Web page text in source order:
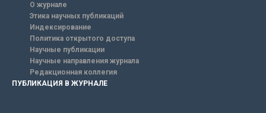
О журнале
Этика научных публикаций
Индексирование
Политика открытого доступа
Научные публикации
Научные направления журнала
Редакционная коллегия
ПУБЛИКАЦИЯ В ЖУРНАЛЕ